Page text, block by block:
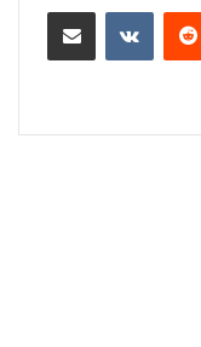
مشاركة عبر البريد